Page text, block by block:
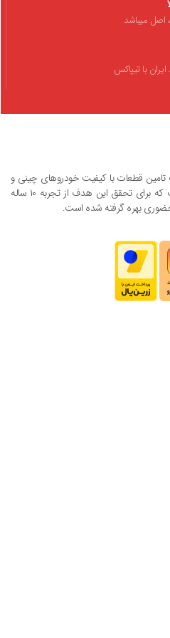
اصل میباشد
با تیپاکس
قطعات با کیفیت خودروهای چینی و
ایرانی و قیمت رقابتی ایجاد شده است که برای تحقق این هدف از تجربه ۱۰ ساله
بهره گرفته شده است.